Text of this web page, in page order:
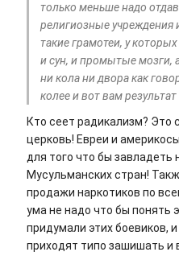
только меньше надо
религиозные учреждения
такие грамотеи, у
и сун, и промытые мозги,
ни кола ни двора как
колее и вот вам результат
Кто сеет радикализм? Это
церковь! Евреи и
для того что бы
Мусульманских стран!
продажи наркотиков по
ума не надо что бы понять
придумали этих боевиков,
приходят типо зашишать и